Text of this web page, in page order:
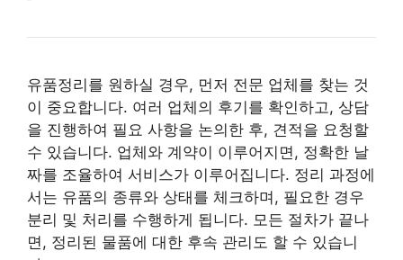
유품정리를 원하실 경우, 먼저 전문 업체를 찾는 것
이 중요합니다. 여러 업체의 후기를 확인하고, 상담
을 진행하여 필요 사항을 논의한 후, 견적을 요청할
수 있습니다. 업체와 계약이 이루어지면, 정확한 날
짜를 조율하여 서비스가 이루어집니다. 정리 과정에
서는 유품의 종류와 상태를 체크하며, 필요한 경우
분리 및 처리를 수행하게 됩니다. 모든 절차가 끝나
면, 정리된 물품에 대한 후속 관리도 할 수 있습니